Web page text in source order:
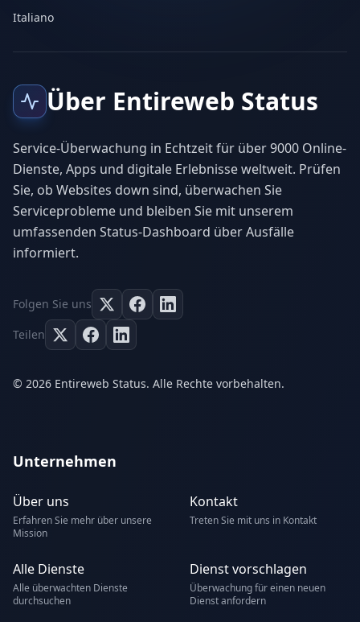
Italiano
Über Entireweb Status
Service-Überwachung in Echtzeit für über 9000 Online-
Dienste, Apps und digitale Erlebnisse weltweit. Prüfen
Sie, ob Websites down sind, überwachen Sie
Serviceprobleme und bleiben Sie mit unserem
umfassenden Status-Dashboard über Ausfälle
informiert.
Folgen Sie uns
Teilen
© 2026 Entireweb Status. Alle Rechte vorbehalten.
Unternehmen
Über uns
Erfahren Sie mehr über unsere
Mission
Kontakt
Treten Sie mit uns in Kontakt
Alle Dienste
Alle überwachten Dienste
durchsuchen
Dienst vorschlagen
Überwachung für einen neuen
Dienst anfordern